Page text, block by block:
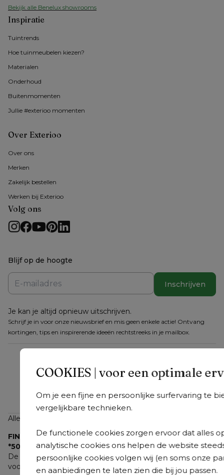
COOKIES | voor een optimale
Om je een fijne en persoonlijke surfervaring te
vergelijkbare technieken.
De functionele cookies zorgen ervoor dat alles
analytische cookies ons helpen de website
persoonlijke cookies volgen wij (en soms onze
en aanbiedingen te laten zien die bij jou passen.
Bekijk alle Benelux showrooms
Inspiratie
Tuintrends
Hoe tuinmeubelen kiezen?
Materialen
Onderhoud
Buitenmomenten
Jullie #exterioo momenten
Over Exterioo
Over ons
Merken
Zakelijk bestellen
Werken bij Exterioo
Volg ons
Blijf op de hoogte
Inschrijven
Je kan je altijd opnieuw uitschrijven.
Schrijf je in voor onze nieuwsbrief en mis geen enkele actie! Ontvang
kortingen, tips en inspirerende ideeën rechtstreeks in je mailbox.
Alle genoemde prijzen zijn incl. btw
FINAL SALE
*50% korting op alle tuinmeubelen
De actie is geldig op alle tuinmeubelen en zolang de
voorraad strekt. Acties zijn onderling niet cumuleerbaar en